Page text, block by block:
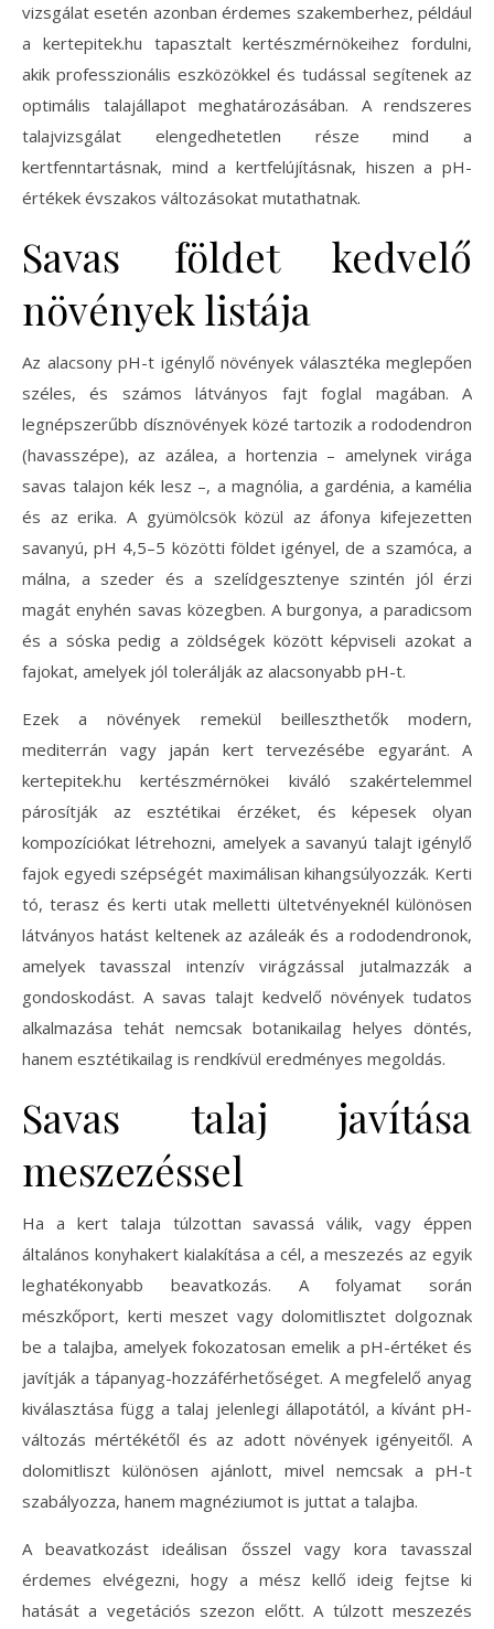
vizsgálat esetén azonban érdemes szakemberhez, például
a kertepitek.hu tapasztalt kertészmérnökeihez fordulni,
akik professzionális eszközökkel és tudással segítenek az
optimális talajállapot meghatározásában. A rendszeres
talajvizsgálat elengedhetetlen része mind a
kertfenntartásnak, mind a kertfelújításnak, hiszen a pH-
értékek évszakos változásokat mutathatnak.
Savas földet kedvelő
növények listája
Az alacsony pH-t igénylő növények választéka meglepően
széles, és számos látványos fajt foglal magában. A
legnépszerűbb dísznövények közé tartozik a rododendron
(havasszépe), az azálea, a hortenzia – amelynek virága
savas talajon kék lesz –, a magnólia, a gardénia, a kamélia
és az erika. A gyümölcsök közül az áfonya kifejezetten
savanyú, pH 4,5–5 közötti földet igényel, de a szamóca, a
málna, a szeder és a szelídgesztenye szintén jól érzi
magát enyhén savas közegben. A burgonya, a paradicsom
és a sóska pedig a zöldségek között képviseli azokat a
fajokat, amelyek jól tolerálják az alacsonyabb pH-t.
Ezek a növények remekül beilleszthetők modern,
mediterrán vagy japán kert tervezésébe egyaránt. A
kertepitek.hu kertészmérnökei kiváló szakértelemmel
párosítják az esztétikai érzéket, és képesek olyan
kompozíciókat létrehozni, amelyek a savanyú talajt igénylő
fajok egyedi szépségét maximálisan kihangsúlyozzák. Kerti
tó, terasz és kerti utak melletti ültetvényeknél különösen
látványos hatást keltenek az azáleák és a rododendronok,
amelyek tavasszal intenzív virágzással jutalmazzák a
gondoskodást. A savas talajt kedvelő növények tudatos
alkalmazása tehát nemcsak botanikailag helyes döntés,
hanem esztétikailag is rendkívül eredményes megoldás.
Savas talaj javítása
meszezéssel
Ha a kert talaja túlzottan savassá válik, vagy éppen
általános konyhakert kialakítása a cél, a meszezés az egyik
leghatékonyabb beavatkozás. A folyamat során
mészkőport, kerti meszet vagy dolomitlisztet dolgoznak
be a talajba, amelyek fokozatosan emelik a pH-értéket és
javítják a tápanyag-hozzáférhetőséget. A megfelelő anyag
kiválasztása függ a talaj jelenlegi állapotától, a kívánt pH-
változás mértékétől és az adott növények igényeitől. A
dolomitliszt különösen ajánlott, mivel nemcsak a pH-t
szabályozza, hanem magnéziumot is juttat a talajba.
A beavatkozást ideálisan ősszel vagy kora tavasszal
érdemes elvégezni, hogy a mész kellő ideig fejtse ki
hatását a vegetációs szezon előtt. A túlzott meszezés